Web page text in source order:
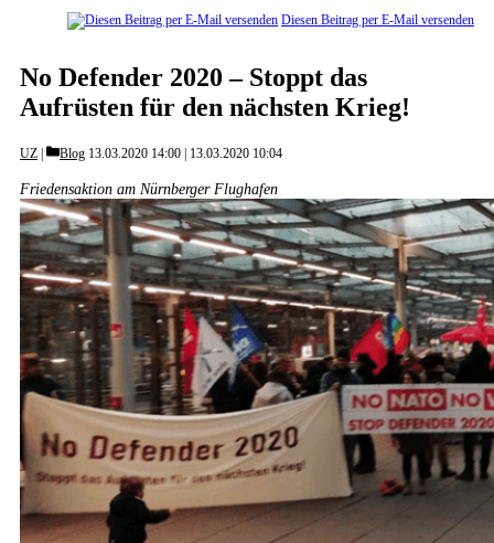
Diesen Beitrag per E-Mail versenden
No Defender 2020 – Stoppt das
Aufrüsten für den nächsten Krieg!
UZ Categories
Blog 13.03.2020 14:00 13.03.2020 10:04
Friedensaktion am Nürnberger Flughafen